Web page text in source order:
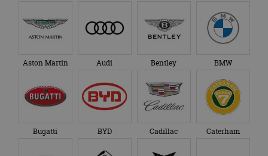
Aston Martin Audi Bentley BMW
Bugatti BYD Cadillac Caterham